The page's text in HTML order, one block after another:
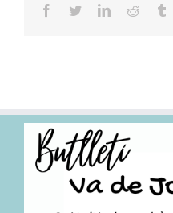
Facebook
TwitterLinkedinReddit